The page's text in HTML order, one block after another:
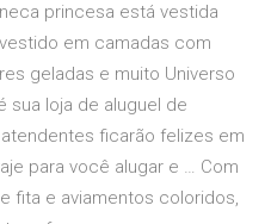
princesa está vestida
em camadas com
geladas e muito Universo
sua loja de aluguel de
ficarão felizes em
para você alugar e … Com
fita e aviamentos coloridos,